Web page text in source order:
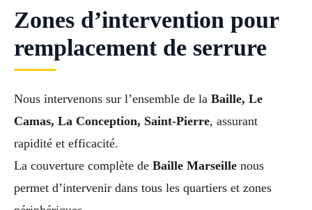
Zones d’intervention pour
remplacement de serrure
Nous intervenons sur l’ensemble de la Baille, Le
Camas, La Conception, Saint-Pierre, assurant
rapidité et efficacité.
La couverture complète de Baille Marseille nous
permet d’intervenir dans tous les quartiers et zones